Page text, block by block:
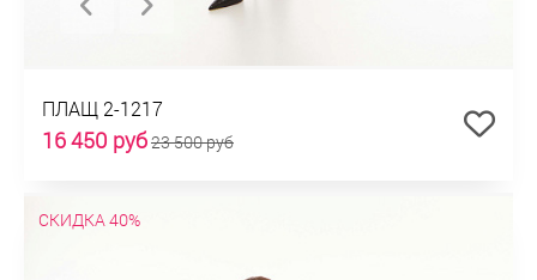
ПЛАЩ 2-1217
16 450 руб23 500 руб
СКИДКА 40%